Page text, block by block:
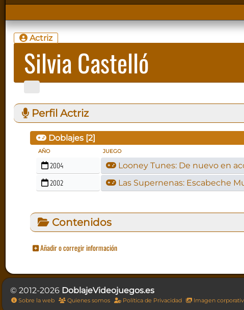
Actriz
Silvia Castelló
Perfil Actriz
Doblajes [2]
AÑO JUEGO
2004 Looney Tunes: De nuevo en
2002 Las Supernenas: Escabeche
Contenidos
Añadir o corregir información
© 2012-2026 DoblajeVideojuegos.es
Sobre la web Quienes somos Política de Privacidad Imagen